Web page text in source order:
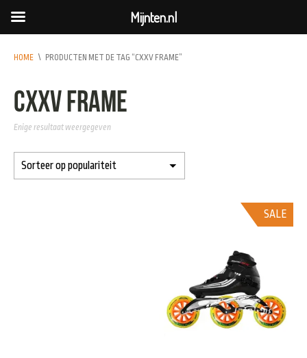
HOME \ PRODUCTEN MET DE TAG “CXXV FRAME”
CXXV frame
Enige resultaat weergegeven
SALE
Mijnten.nl